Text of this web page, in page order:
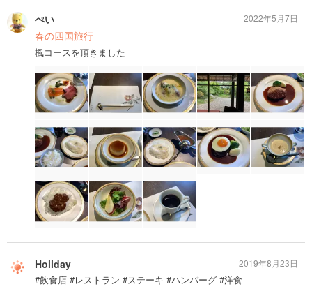
ぺい
春の四国旅行
楓コースを頂きました
2022年5月7日
Holiday
#飲食店 #レストラン #ステーキ #ハンバーグ #洋食
2019年8月23日